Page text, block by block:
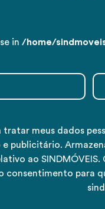
in /home/
tratar meus dados
publicitário.
ao SINDMÓVEIS.
consentimento para